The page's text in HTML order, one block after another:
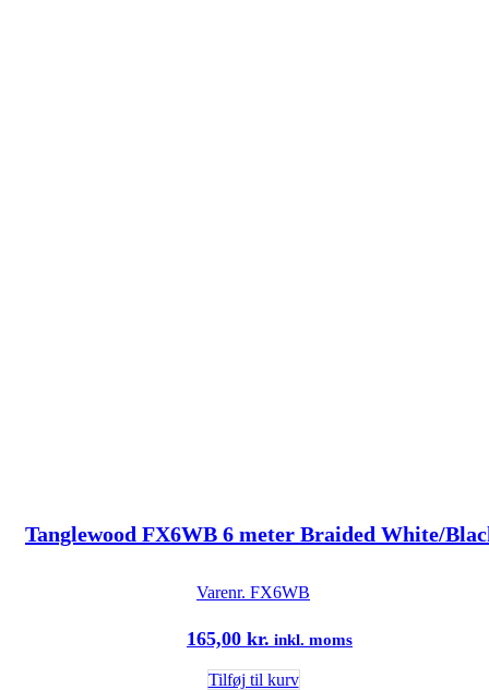
Tanglewood FX6WB 6 meter Braided White/
Varenr. FX6WB
165,00 kr. inkl. moms
Tilføj til kurv